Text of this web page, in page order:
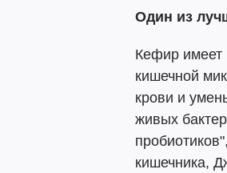
Один из
Кефир имеет
кишечной
крови и
живых
кишечника,